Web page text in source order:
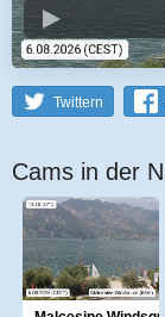
Twittern
Cams in der